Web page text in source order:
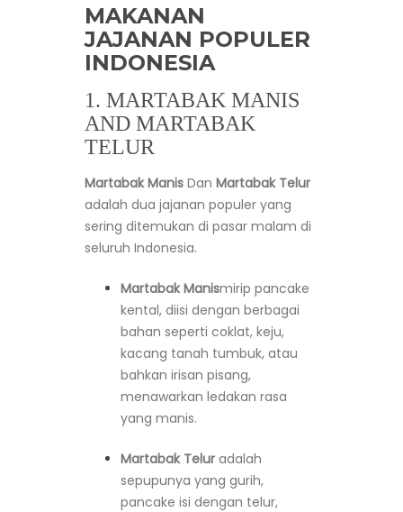
MAKANAN
JAJANAN POPULER
INDONESIA
1. MARTABAK MANIS
AND MARTABAK
TELUR
Martabak Manis Dan Martabak Telur
adalah dua jajanan populer yang
sering ditemukan di pasar malam di
seluruh Indonesia.
Martabak Manismirip pancake
kental, diisi dengan berbagai
bahan seperti coklat, keju,
kacang tanah tumbuk, atau
bahkan irisan pisang,
menawarkan ledakan rasa
yang manis.
Martabak Telur adalah
sepupunya yang gurih,
pancake isi dengan telur,